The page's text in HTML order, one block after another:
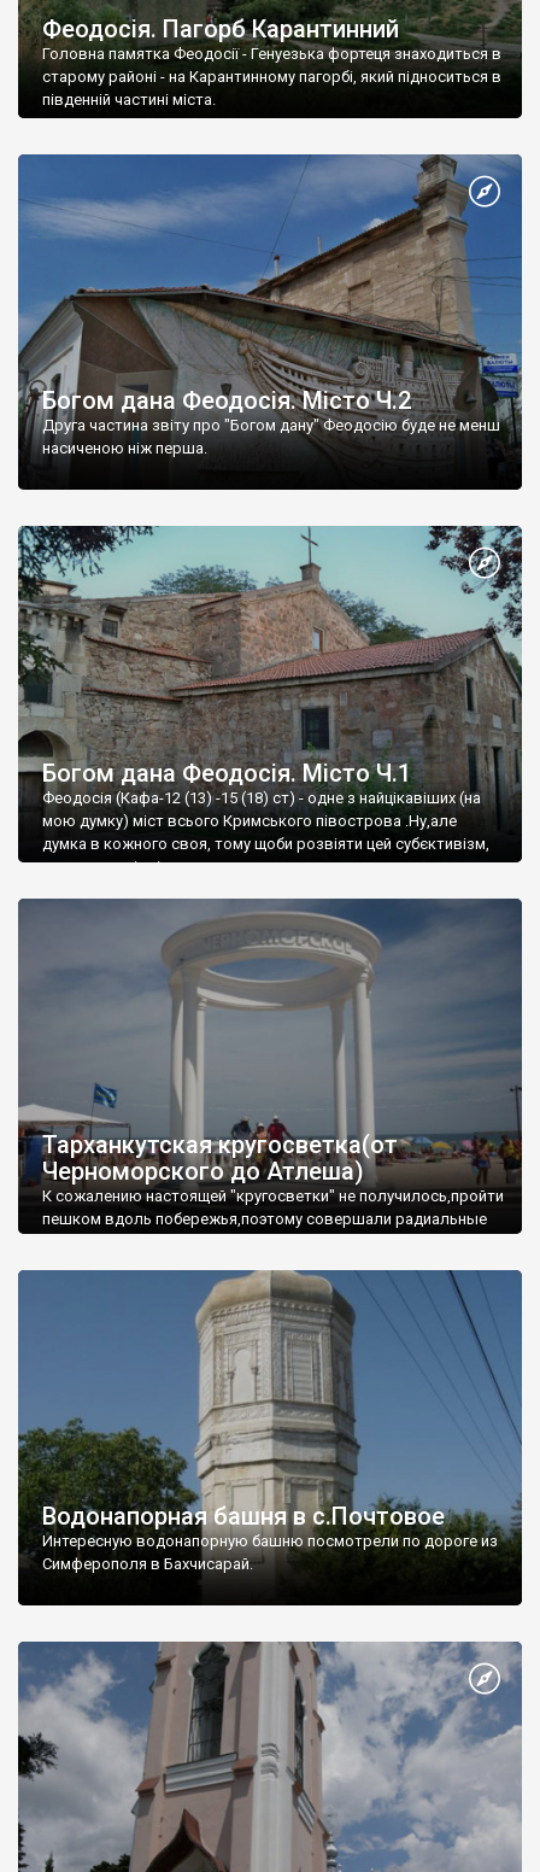
Феодосія. Пагорб Карантинний
Головна памятка Феодосії - Генуезька фортеця знаходиться в
старому районі - на Карантинному пагорбі, який підноситься в
південній частині міста.
Богом дана Феодосія. Місто Ч.2
Друга частина звіту про "Богом дану" Феодосію буде не менш
насиченою ніж перша.
Богом дана Феодосія. Місто Ч.1
Феодосія (Кафа-12 (13) -15 (18) ст) - одне з найцікавіших (на
мою думку) міст всього Кримського півострова .Ну,але
думка в кожного своя, тому щоби розвіяти цей субєктивізм,
запрошую відвідати це
Тарханкутская кругосветка(от
Черноморского до Атлеша)
К сожалению настоящей "кругосветки" не получилось,пройти
пешком вдоль побережья,поэтому совершали радиальные
Водонапорная башня в с.Почтовое
Интересную водонапорную башню посмотрели по дороге из
Симферополя в Бахчисарай.